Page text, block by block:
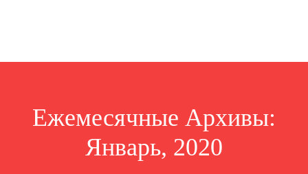
Ежемесячные Архивы:
Январь, 2020